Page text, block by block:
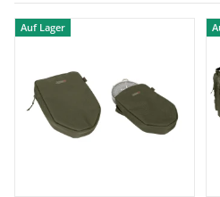
Auf Lager